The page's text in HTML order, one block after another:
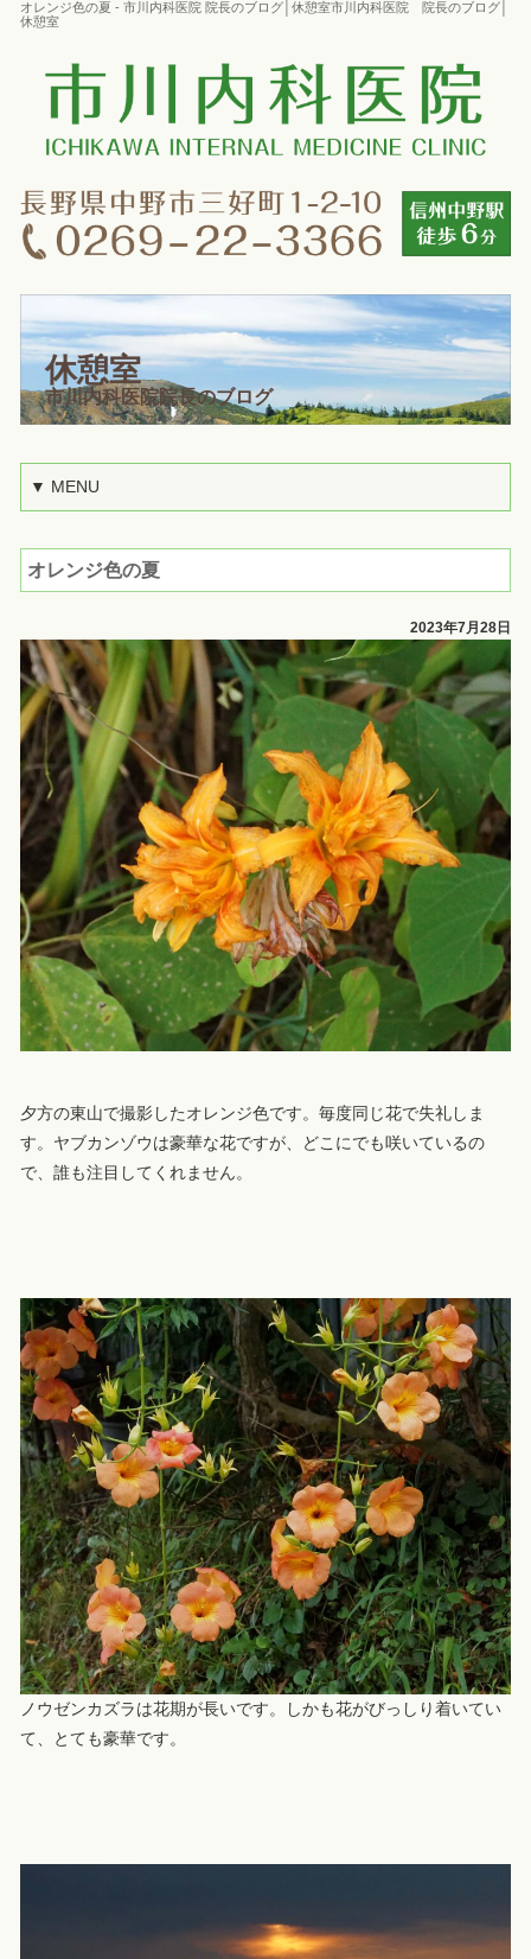
オレンジ色の夏 - 市川内科医院 院長のブログ│休憩室市川内科医院 院長のブログ│
休憩室
休憩室
市川内科医院院長のブログ
▼ MENU
オレンジ色の夏
2023年7月28日
夕方の東山で撮影したオレンジ色です。毎度同じ花で失礼しま
す。ヤブカンゾウは豪華な花ですが、どこにでも咲いているの
で、誰も注目してくれません。
ノウゼンカズラは花期が長いです。しかも花がびっしり着いてい
て、とても豪華です。